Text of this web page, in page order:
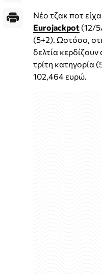
Νέο τζακ ποτ
Eurojackpot (12/
(5+2). Ωστόσο,
δελτία
τρίτη κατηγορία
102,464 ευρώ.